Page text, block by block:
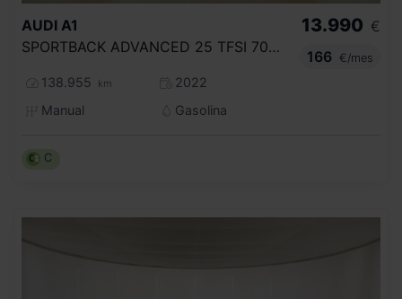
AUDI A1
SPORTBACK ADVANCED 25 TFSI 70KW (95CV)
138.955 km
2022
Manual
Gasolina
13.990 €
166
€/mes
C